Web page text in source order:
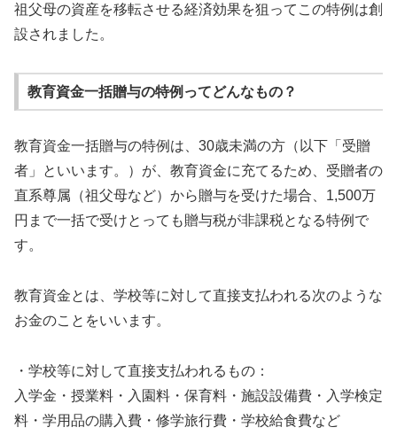
祖父母の資産を移転させる経済効果を狙ってこの特例は創
設されました。
教育資金一括贈与の特例ってどんなもの？
教育資金一括贈与の特例は、30歳未満の方（以下「受贈
者」といいます。）が、教育資金に充てるため、受贈者の
直系尊属（祖父母など）から贈与を受けた場合、1,500万
円まで一括で受けとっても贈与税が非課税となる特例で
す。
教育資金とは、学校等に対して直接支払われる次のような
お金のことをいいます。
・学校等に対して直接支払われるもの：
入学金・授業料・入園料・保育料・施設設備費・入学検定
料・学用品の購入費・修学旅行費・学校給食費など